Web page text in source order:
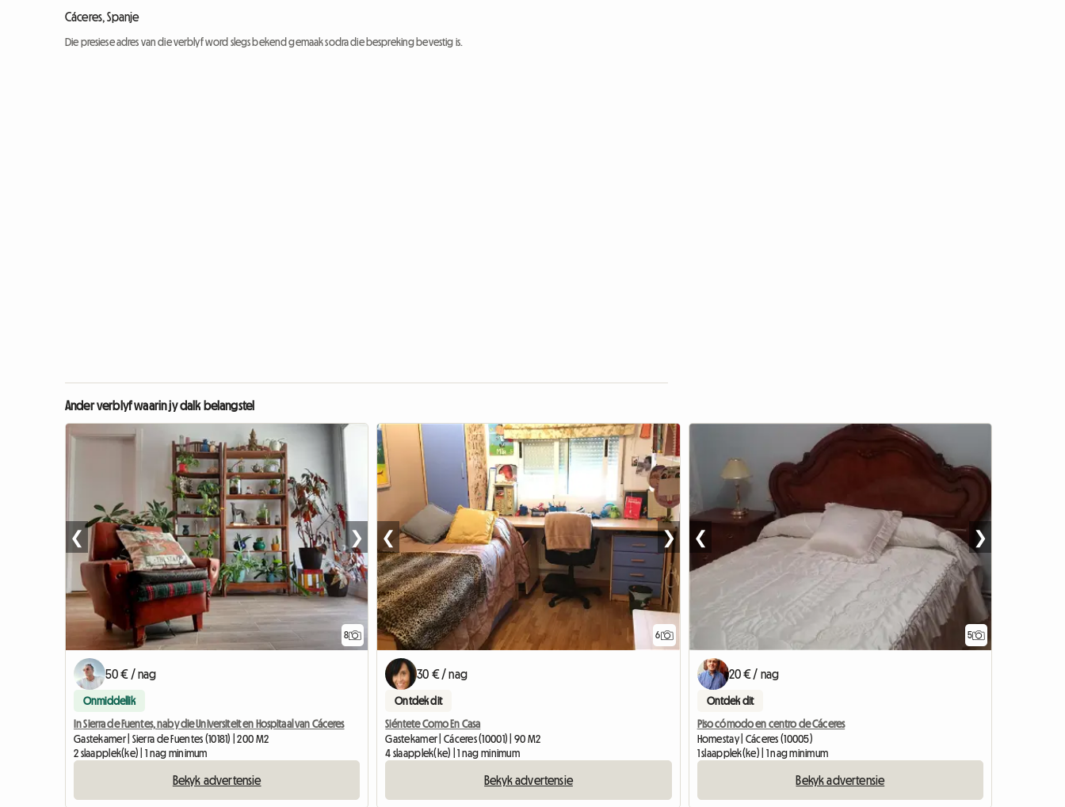
Cáceres, Spanje
Die presiese adres van die verblyf word slegs bekend gemaak sodra die bespreking bevestig is.
Ander verblyf waarin jy dalk belangstel
8
❮ ❯
50 € / nag
Onmiddellik
In Sierra de Fuentes, naby die Universiteit en Hospitaal van Cáceres
Gastekamer | Sierra de Fuentes (10181) | 200 M2
2 slaapplek(ke) | 1 nag minimum
Bekyk advertensie
6
❮ ❯
30 € / nag
Ontdek dit
Siéntete Como En Casa
Gastekamer | Cáceres (10001) | 90 M2
4 slaapplek(ke) | 1 nag minimum
Bekyk advertensie
5
❮ ❯
20 € / nag
Ontdek dit
Piso cómodo en centro de Cáceres
Homestay | Cáceres (10005)
1 slaapplek(ke) | 1 nag minimum
Bekyk advertensie